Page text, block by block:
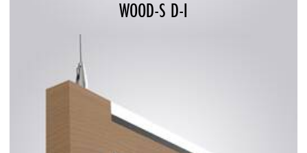
WOOD-S D-I